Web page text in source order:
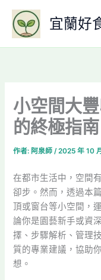
要
宜蘭好
小空間大
的終極指南
作者: 阿泉師/2025 年 10
在都市生活中，空間
卻步。然而，透過本
頂或窗台等小空間，
論你是園藝新手或資
擇、步驟解析、管理
質的專業建議，協助
想。